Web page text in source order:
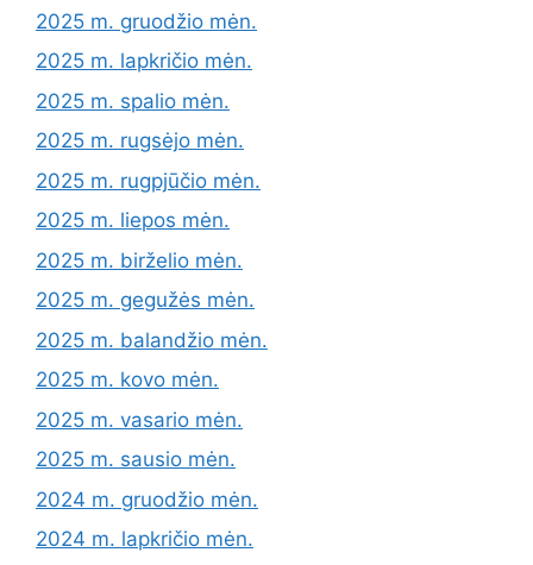
2025 m. gruodžio mėn.
2025 m. lapkričio mėn.
2025 m. spalio mėn.
2025 m. rugsėjo mėn.
2025 m. rugpjūčio mėn.
2025 m. liepos mėn.
2025 m. birželio mėn.
2025 m. gegužės mėn.
2025 m. balandžio mėn.
2025 m. kovo mėn.
2025 m. vasario mėn.
2025 m. sausio mėn.
2024 m. gruodžio mėn.
2024 m. lapkričio mėn.